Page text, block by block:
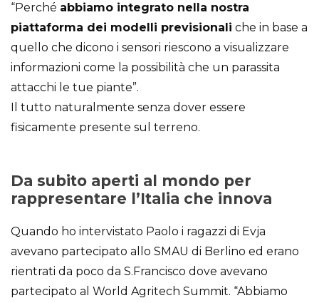
“Perché abbiamo integrato nella nostra
piattaforma dei modelli previsionali che in base a
quello che dicono i sensori riescono a visualizzare
informazioni come la possibilità che un parassita
attacchi le tue piante”.
Il tutto naturalmente senza dover essere
fisicamente presente sul terreno.
Da subito aperti al mondo per
rappresentare l’Italia che innova
Quando ho intervistato Paolo i ragazzi di Evja
avevano partecipato allo SMAU di Berlino ed erano
rientrati da poco da S.Francisco dove avevano
partecipato al World Agritech Summit. “Abbiamo